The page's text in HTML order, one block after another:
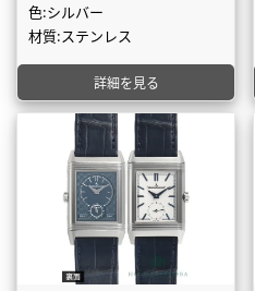
色:シルバー
材質:ステンレス
詳細を見る